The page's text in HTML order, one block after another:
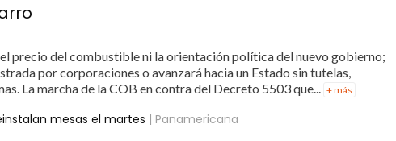
precio del combustible ni la orientación política del nuevo gobierno;
por corporaciones o avanzará hacia un Estado sin tutelas,
La marcha de la COB en contra del Decreto 5503 que... + más
mesas el martes | Panamericana